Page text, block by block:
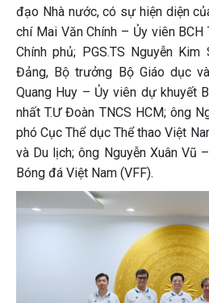
đạo Nhà nước, có sự hiện diện
chí Mai Văn Chính – Ủy viên
Chính phủ; PGS.TS Nguyễn
Đảng, Bộ trưởng Bộ Giáo dục
Quang Huy – Ủy viên dự khuyết
nhất T.Ư Đoàn TNCS HCM; ông
phó Cục Thể dục Thể thao Việt
và Du lịch; ông Nguyễn Xuân Vũ
Bóng đá Việt Nam (VFF).